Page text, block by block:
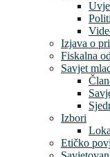
Izjava o
Fiskalna
Savjet
Izbori
Etičko